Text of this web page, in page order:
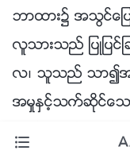
ဘာထား၌ အသြင္ေ
လူသားသည္ ျပဳျပင္ျ
လ၊ သူသည္ သာ၍အ
အမႈႏွင့္သက္ဆိုင္ေသ
သည္ သာ၍ စုံလင္ေစ